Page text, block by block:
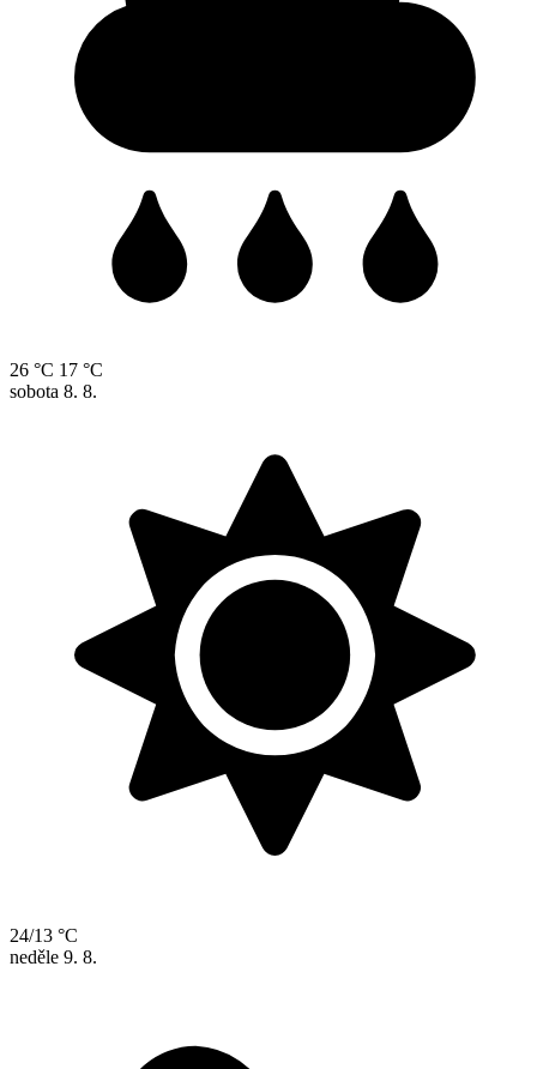
26 °C 17 °C
sobota 8. 8.
24/13 °C
neděle 9. 8.